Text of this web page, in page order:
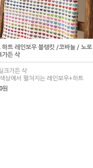
하트 레인보우 블랭킷 /코바늘 / 노로
가든 삭
크가든 삭
상에서 펼쳐지는 레인보우+하트
원